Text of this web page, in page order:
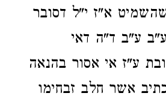
א"ז י"ל דסובר
ע"ב ד"ה דאי
ע"ז אי אסור בהנאה
אשר חלב זבחימו